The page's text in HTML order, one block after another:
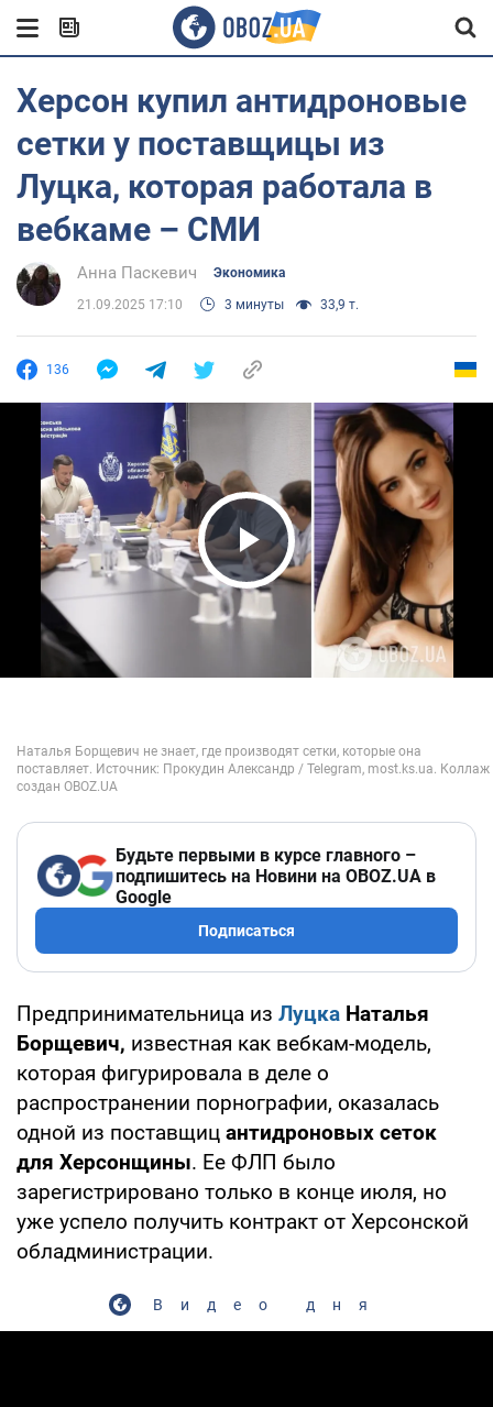
Херсон купил антидроновые
сетки у поставщицы из
Луцка, которая работала в
вебкаме – СМИ
Анна Паскевич Экономика
21.09.2025 17:10 3 минуты 33,9 т.
136
Play Video
Будьте первыми в курсе главного –
подпишитесь на Новини на OBOZ.UA в
Google
Подписаться
Предпринимательница из Луцка Наталья
Борщевич, известная как вебкам-модель,
которая фигурировала в деле о
распространении порнографии, оказалась
одной из поставщиц антидроновых сеток
для Херсонщины. Ее ФЛП было
зарегистрировано только в конце июля, но
уже успело получить контракт от Херсонской
обладминистрации.
Видео дня